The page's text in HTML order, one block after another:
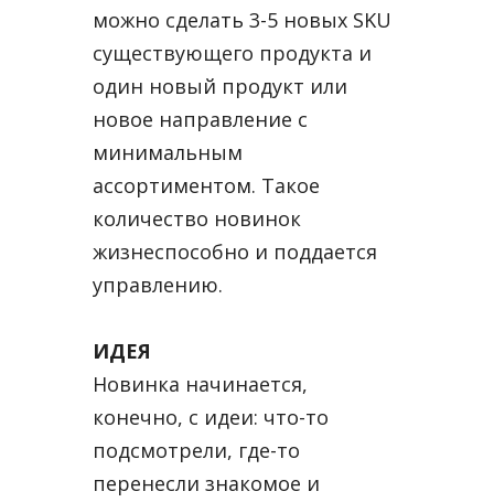
можно сделать 3-5 новых SKU
существующего продукта и
один новый продукт или
новое направление с
минимальным
ассортиментом. Такое
количество новинок
жизнеспособно и поддается
управлению.
ИДЕЯ
Новинка начинается,
конечно, с идеи: что-то
подсмотрели, где-то
перенесли знакомое и